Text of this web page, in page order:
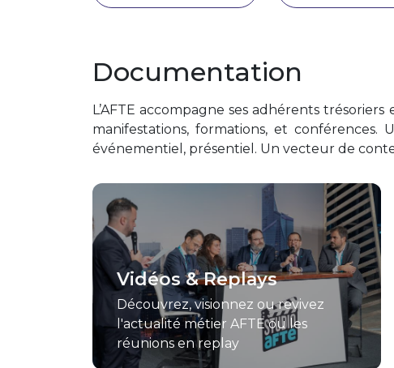
Documentation
L’AFTE accompagne ses adhérents
manifestations, formations, et
événementiel, présentiel. Un vecteur de
Vidéos & Replays
Découvrez, visionnez ou revivez
l'actualité métier AFTE ou les
réunions en replay